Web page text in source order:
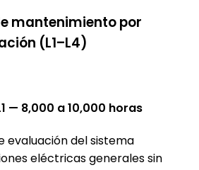
mantenimiento por
(L1–L4)
— 8,000 a 10,000 horas
evaluación del sistema
eléctricas generales sin